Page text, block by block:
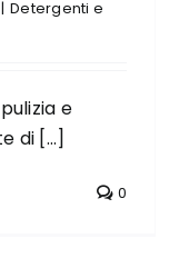
| Detergenti e
e
di [...]
0